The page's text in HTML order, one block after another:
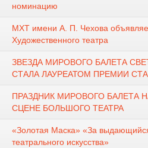
номинацию
МХТ имени А. П. Чехова
Художественного театра
ЗВЕЗДА МИРОВОГО БАЛЕТА
СТАЛА ЛАУРЕАТОМ ПРЕМИИ
ПРАЗДНИК МИРОВОГО БАЛЕТА
СЦЕНЕ БОЛЬШОГО ТЕАТРА
«Золотая Маска» «За
театрального искусства»